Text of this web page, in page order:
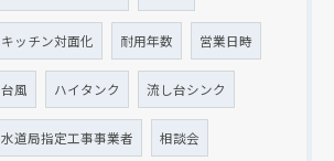
キッチン対面化 耐用年数 営業日時
台風 ハイタンク 流し台シンク
水道局指定工事事業者 相談会